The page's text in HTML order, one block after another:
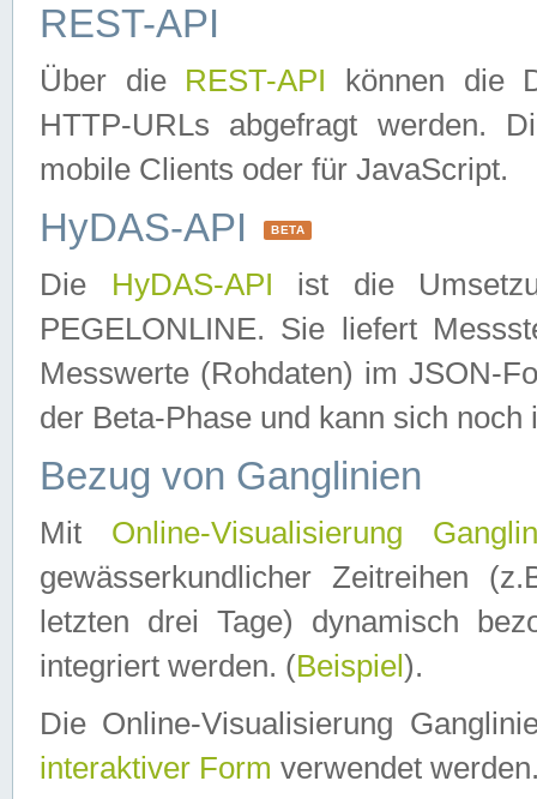
REST-API
Über die REST-API können die
HTTP-URLs abgefragt werden.
mobile Clients oder für JavaScript.
HyDAS-API BETA
Die HyDAS-API ist die
PEGELONLINE. Sie liefert
Messwerte (Rohdaten) im JSON-
der Beta-Phase und kann sich noch
Bezug von Ganglinien
Mit Online-Visualisierung
gewässerkundlicher Zeitreihen
letzten drei Tage) dynamisch
integriert werden. (Beispiel ).
Die Online-Visualisierung
interaktiver Form verwendet